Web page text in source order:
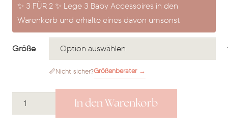
✨ 3 FÜR 2 ✨ Lege 3 Baby Accessoires in den
Warenkorb und erhalte eines davon umsonst
Größe
📏Nicht sicher?Größenberater →
Headband
Fern
In den Warenkorb